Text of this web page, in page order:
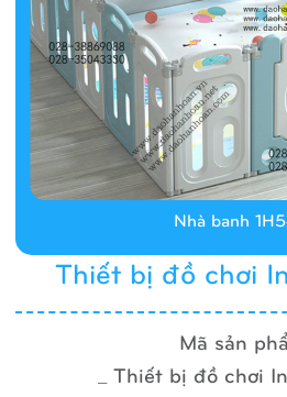
Thiết bị đồ chơi
Mã sản
_ Thiết bị đồ chơi
Nhà banh